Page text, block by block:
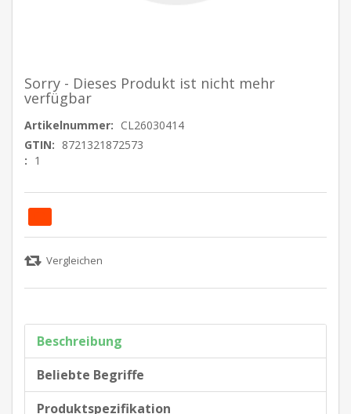
Sorry - Dieses Produkt ist nicht mehr
verfügbar
Artikelnummer: CL26030414
GTIN: 8721321872573
: 1
Beschreibung
Beliebte Begriffe
Produktspezifikation